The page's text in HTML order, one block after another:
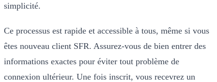
simplicité.
Ce processus est rapide et accessible à tous, même si vous
êtes nouveau client SFR. Assurez-vous de bien entrer des
informations exactes pour éviter tout problème de
connexion ultérieur. Une fois inscrit, vous recevrez un